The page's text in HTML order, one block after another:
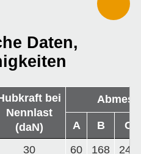
Daten,
bei
Nennlast
(daN)
A B
C
30 60 168
245